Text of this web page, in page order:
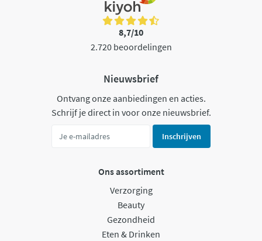
8,7/10
2.720 beoordelingen
Nieuwsbrief
Ontvang onze aanbiedingen en acties.
Schrijf je direct in voor onze nieuwsbrief.
Inschrijven
Ons assortiment
Verzorging
Beauty
Gezondheid
Eten & Drinken